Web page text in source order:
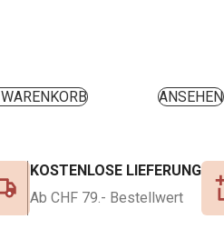
ANSEHEN
KOSTENLOSE LIEFERUNG
Ab CHF 79.- Bestellwert